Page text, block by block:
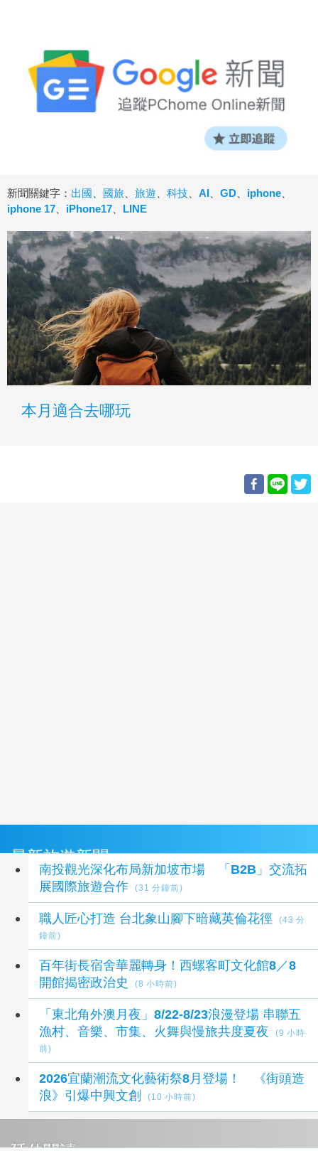
新聞關鍵字： 出國 國旅 旅遊 科技 AI GD iphone
iphone 17
iPhone17 LINE
本月適合去哪玩
最新旅遊新聞
南投觀光深化布局新加坡市場 「B2B」交流拓
展國際旅遊合作
(31 分鐘前)
職人匠心打造 台北象山腳下暗藏英倫花徑
(43 分
鐘前)
百年街長宿舍華麗轉身！西螺客町文化館8／8
開館揭密政治史
(8 小時前)
「東北角外澳月夜」8/22-8/23浪漫登場 串聯五
漁村、音樂、市集、火舞與慢旅共度夏夜
(9 小時
前)
2026宜蘭潮流文化藝術祭8月登場！ 《街頭造
浪》引爆中興文創
(10 小時前)